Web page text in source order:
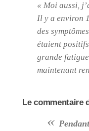
« Moi aussi,
Il y a environ
des
étaient
grande
maintenant
Le commentaire
«